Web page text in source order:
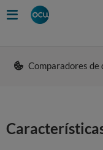
Comparadores de